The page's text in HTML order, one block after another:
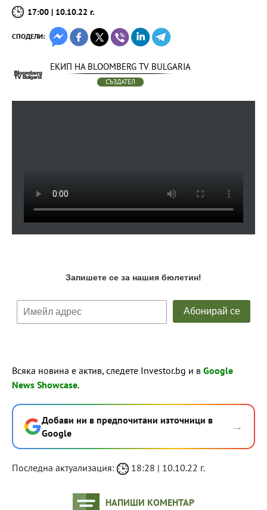
17:00 | 10.10.22 г.
СПОДЕЛИ:
ЕКИП НА BLOOMBERG TV BULGARIA
СЪЗДАТЕЛ
Всяка новина е актив, следете Investor.bg и в Google
News Showcase.
Добави ни в предпочитани източници в
Google
→
Последна актуализация: 18:28 | 10.10.22 г.
НАПИШИ КОМЕНТАР